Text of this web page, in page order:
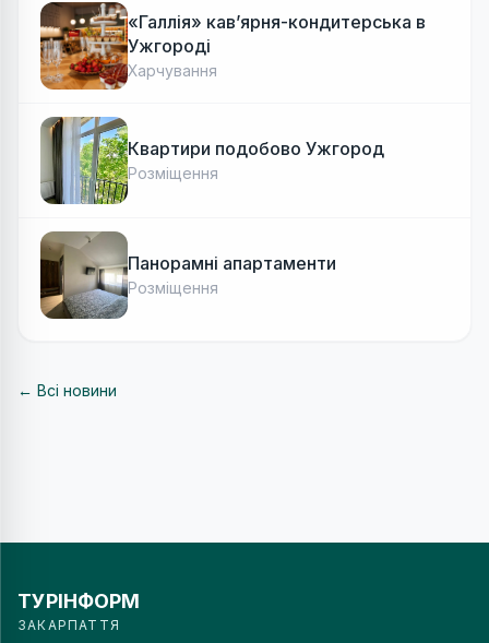
«Галлія» кав’ярня-кондитерська в
Ужгороді
Харчування
Квартири подобово Ужгород
Розміщення
Панорамні апартаменти
Розміщення
← Всі новини
ТУРІНФОРМ
ЗАКАРПАТТЯ